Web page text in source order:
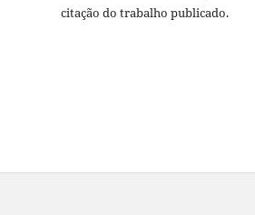
citação do trabalho publicado.